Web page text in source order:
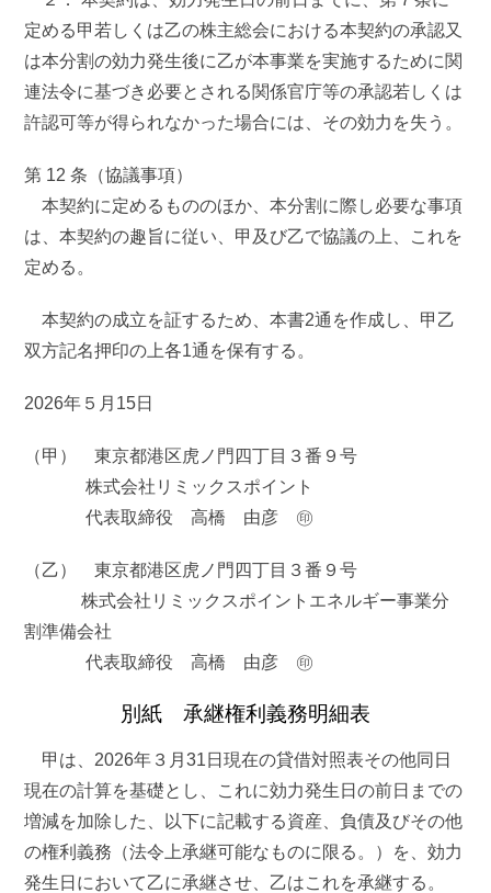
定める甲若しくは乙の株主総会における本契約の承認又
は本分割の効力発生後に乙が本事業を実施するために関
連法令に基づき必要とされる関係官庁等の承認若しくは
許認可等が得られなかった場合には、その効力を失う。
第 12 条（協議事項）
本契約に定めるもののほか、本分割に際し必要な事項
は、本契約の趣旨に従い、甲及び乙で協議の上、これを
定める。
本契約の成立を証するため、本書2通を作成し、甲乙
双方記名押印の上各1通を保有する。
2026年５月15日
（甲） 東京都港区虎ノ門四丁目３番９号
株式会社リミックスポイント
代表取締役 高橋 由彦 ㊞
（乙） 東京都港区虎ノ門四丁目３番９号
株式会社リミックスポイントエネルギー事業分
割準備会社
代表取締役 高橋 由彦 ㊞
別紙 承継権利義務明細表
甲は、2026年３月31日現在の貸借対照表その他同日
現在の計算を基礎とし、これに効力発生日の前日までの
増減を加除した、以下に記載する資産、負債及びその他
の権利義務（法令上承継可能なものに限る。）を、効力
発生日において乙に承継させ、乙はこれを承継する。